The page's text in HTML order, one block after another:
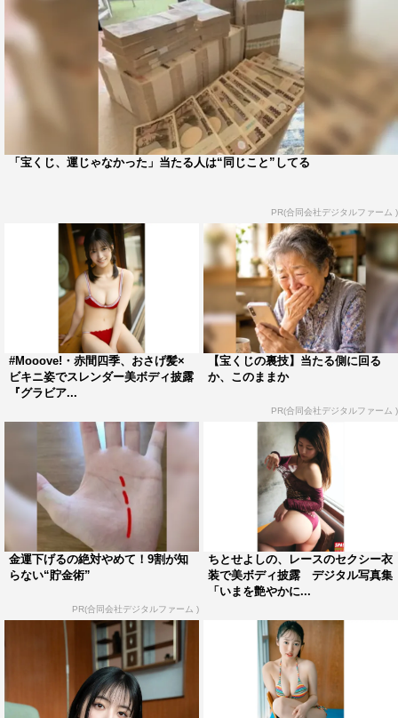
「宝くじ、運じゃなかった」当たる人は“同じこと”してる
PR(合同会社デジタルファーム )
#Mooove!・赤間四季、おさげ髪×
ビキニ姿でスレンダー美ボディ披露
『グラビア...
【宝くじの裏技】当たる側に回る
か、このままか
PR(合同会社デジタルファーム )
金運下げるの絶対やめて！9割が知
らない“貯金術”
PR(合同会社デジタルファーム )
ちとせよしの、レースのセクシー衣
装で美ボディ披露 デジタル写真集
「いまを艶やかに...